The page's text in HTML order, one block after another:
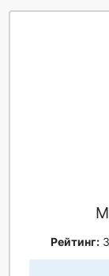
Рейтинг: